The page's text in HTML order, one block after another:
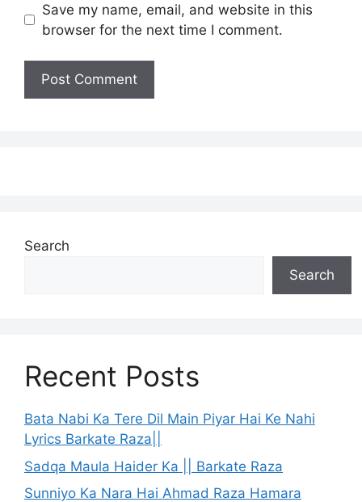
Save my name, email, and website in this
browser for the next time I comment.
Search
Search
Recent Posts
Bata Nabi Ka Tere Dil Main Piyar Hai Ke Nahi
Lyrics Barkate Raza||
Sadqa Maula Haider Ka || Barkate Raza
Sunniyo Ka Nara Hai Ahmad Raza Hamara